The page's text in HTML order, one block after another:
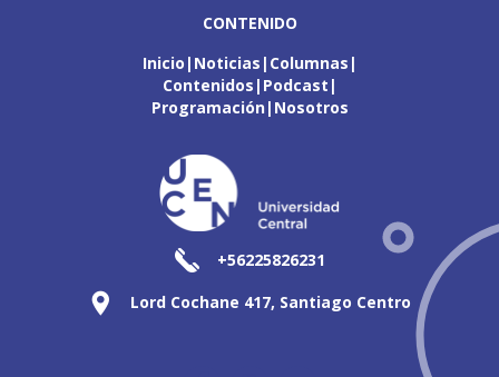
CONTENIDO
Inicio Noticias Columnas
Contenidos Podcast
Programación Nosotros
+56225826231
Lord Cochane 417, Santiago Centro